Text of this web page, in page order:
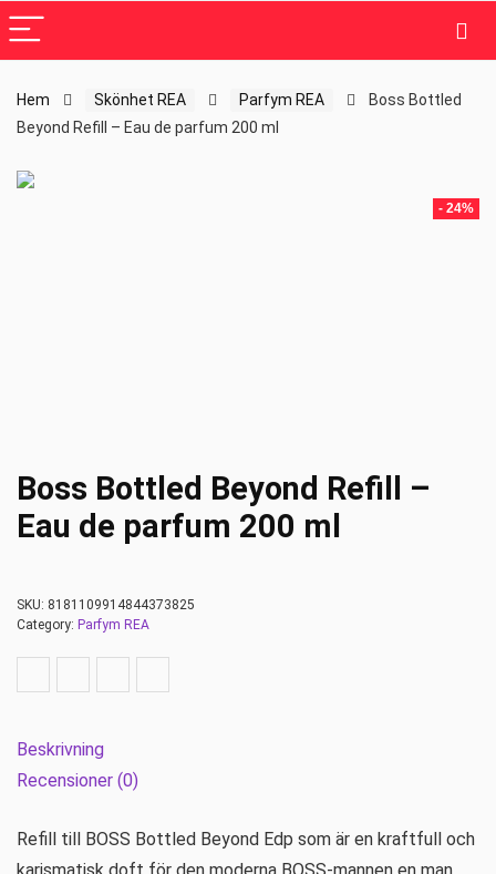
Hem Skönhet REA Parfym REA
Boss Bottled
Beyond Refill – Eau de parfum 200 ml
- 24%
Boss Bottled Beyond Refill –
Eau de parfum 200 ml
SKU: 8181109914844373825
Category: Parfym REA
Beskrivning
Recensioner (0)
Refill till BOSS Bottled Beyond Edp som är en kraftfull och